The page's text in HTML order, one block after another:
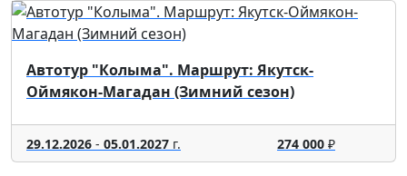
Автотур "Колыма". Маршрут: Якутск-
Оймякон-Магадан (Зимний сезон)
29.12.2026 - 05.01.2027 г. 274 000₽